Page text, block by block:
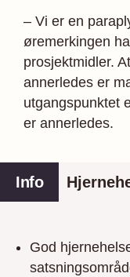
– Vi er en
øremerkingen
prosjektmidler.
annerledes er
utgangspunktet
er annerledes.
Info
God